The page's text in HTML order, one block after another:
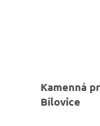
Kamenná
Bílovice